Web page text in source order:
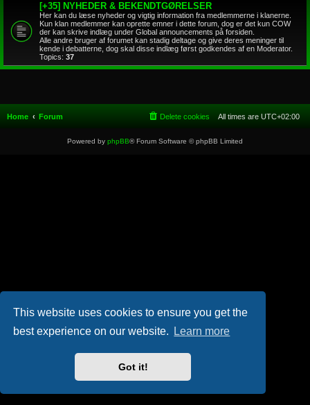
This website uses cookies to ensure you get the
best experience on our website.
Learn more
Got it!
[+35] NYHEDER & BEKENDTGØRELSER
Her kan du læse nyheder og vigtig information fra medlemmerne i klanerne.
Kun klan medlemmer kan oprette emner i dette forum, dog er det kun COW
der kan skrive indlæg under Global announcements på forsiden.
Alle andre bruger af forumet kan stadig deltage og give deres meninger til
kende i debatterne, dog skal disse indlæg først godkendes af en Moderator.
Topics: 37
Home Forum All times are UTC+02:00
Delete cookies
Powered by phpBB® Forum Software © phpBB Limited